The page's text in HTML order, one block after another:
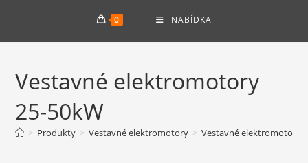
0 NABÍDKA
Vestavné elektromotory
25-50kW
> Produkty > Vestavné elektromotory > Vestavné elektromotory